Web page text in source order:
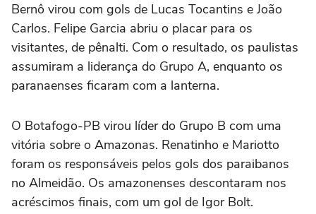
Bernô virou com gols de Lucas Tocantins e João
Carlos. Felipe Garcia abriu o placar para os
visitantes, de pênalti. Com o resultado, os paulistas
assumiram a liderança do Grupo A, enquanto os
paranaenses ficaram com a lanterna.
O Botafogo-PB virou líder do Grupo B com uma
vitória sobre o Amazonas. Renatinho e Mariotto
foram os responsáveis pelos gols dos paraibanos
no Almeidão. Os amazonenses descontaram nos
acréscimos finais, com um gol de Igor Bolt.